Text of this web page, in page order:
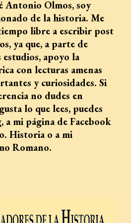
Antonio Olmos, soy
de la historia. Me
libre a escribir post
ya que, a parte de
estudios, apoyo la
con lecturas amenas
y curiosidades. Si
no dudes en
lo que lees, puedes
a mi página de Facebook
Historia o a mi
Romano.